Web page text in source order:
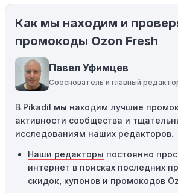
Ограничения на использование
Некоторые промокоды
определенные товары, бренды или
пытаетесь применить код к товару,
соответствующему критериям, он
промокоды требуют соблюдения
порога покупки, чтобы получить
сумма в корзине не соответствует
код не сработает.
Географические ограничения:
промокодов может быть
Как мы находим и
промокоды Ozon Fresh
Павел Уфимцев
Сооснователь и главный
В Pikadil мы находим лучшие
активности сообщества и
исследованиям наших редакторов.
Наши редакторы постоянно
интернет в поисках последних
скидок, купонов и промокодов